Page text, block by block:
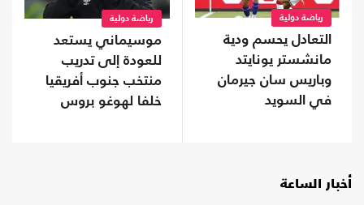
رياضة دولية
التعادل يحسم ودية
مانشستر يونايتد
وباريس سان جيرمان
في السويد
رياضة دولية
موسيماني يستعد
للعودة إلى تدريب
منتخب جنوب أفريقيا
خلفا لهوغو بروس
أخبار الساعة